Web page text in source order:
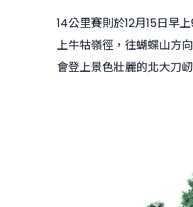
14公里賽則於12月15日早
上牛牯嶺徑，往蝴蝶山方
會登上景色壯麗的北大刀屻